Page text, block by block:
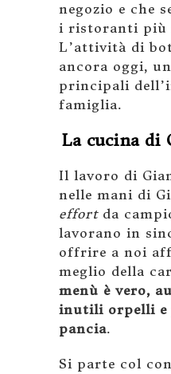
negozio e che
i ristoranti più
L’attività di
ancora oggi,
principali
famiglia.
La cucina di
Il lavoro di
nelle mani di
effort da
lavorano in
offrire a noi
meglio della
menù è vero,
inutili orpelli
pancia.
Si parte col